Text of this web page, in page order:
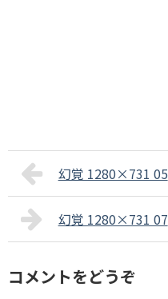
幻覚 1280×731 05
幻覚 1280×731 07
コメントをどうぞ